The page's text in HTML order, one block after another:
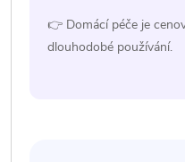
👉 Domácí péče je
dlouhodobé používání.